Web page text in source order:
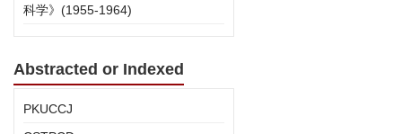
科学》(1955-1964)
Abstracted or Indexed
PKUCCJ